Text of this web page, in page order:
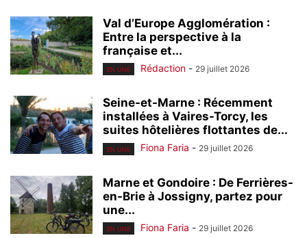
Val d’Europe Agglomération :
Entre la perspective à la
française et...
EN UNE Rédaction - 29 juillet 2026
Seine-et-Marne : Récemment
installées à Vaires-Torcy, les
suites hôtelières flottantes de...
EN UNE Fiona Faria - 29 juillet 2026
Marne et Gondoire : De Ferrières-
en-Brie à Jossigny, partez pour
une...
EN UNE Fiona Faria - 29 juillet 2026